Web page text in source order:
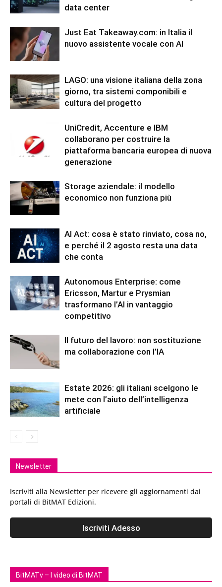
data center
Just Eat Takeaway.com: in Italia il
nuovo assistente vocale con AI
LAGO: una visione italiana della zona
giorno, tra sistemi componibili e
cultura del progetto
UniCredit, Accenture e IBM
collaborano per costruire la
piattaforma bancaria europea di nuova
generazione
Storage aziendale: il modello
economico non funziona più
AI Act: cosa è stato rinviato, cosa no,
e perché il 2 agosto resta una data
che conta
Autonomous Enterprise: come
Ericsson, Martur e Prysmian
trasformano l’AI in vantaggio
competitivo
Il futuro del lavoro: non sostituzione
ma collaborazione con l’IA
Estate 2026: gli italiani scelgono le
mete con l’aiuto dell’intelligenza
artificiale
Newsletter
Iscriviti alla Newsletter per ricevere gli aggiornamenti dai
portali di BitMAT Edizioni.
BitMATv – I video di BitMAT